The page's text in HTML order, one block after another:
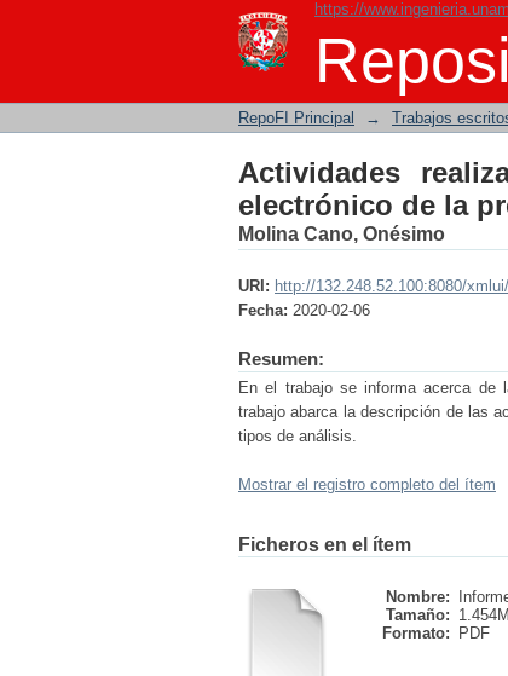
https://
Actividades
Audi AG
RepoFI Principal → Trabajos
Actividades
electrónico de la
Molina Cano, Onésimo
URI: http://132.248.52.100:8080/
Fecha: 2020-02-06
Resumen:
En el trabajo se informa acerca de
trabajo abarca la descripción de las
tipos de análisis.
Mostrar el registro completo del ítem
Ficheros en el ítem
Nombre:
Tamaño:
Formato:
PDF